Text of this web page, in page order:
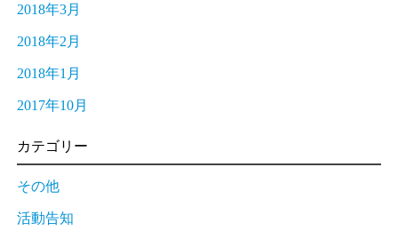
2018年3月
2018年2月
2018年1月
2017年10月
カテゴリー
その他
活動告知